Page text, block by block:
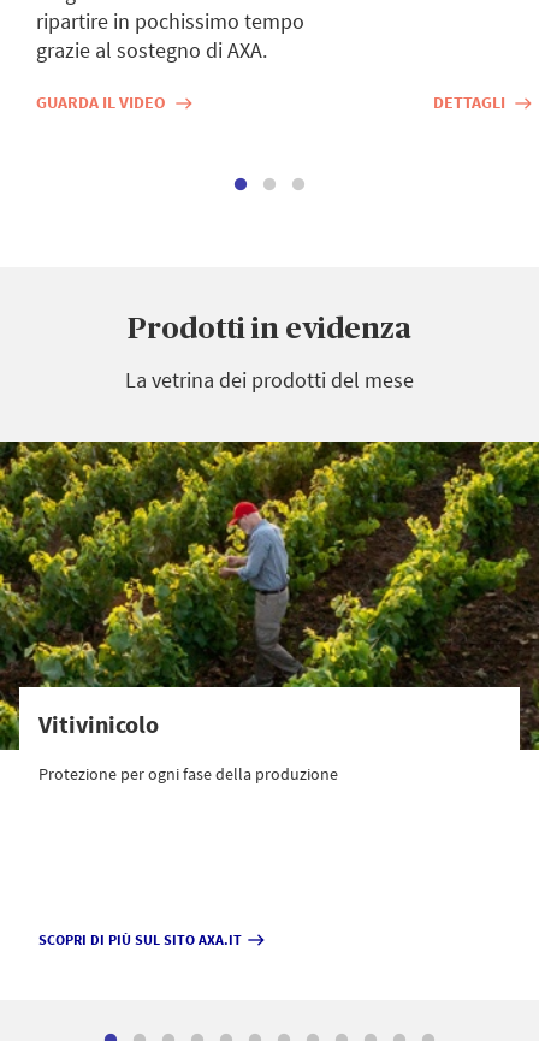
ripartire in pochissimo tempo
grazie al sostegno di AXA.
GUARDA IL VIDEO east DETTAGLI east
Prodotti in evidenza
La vetrina dei prodotti del mese
Vitivinicolo
Protezione per ogni fase della produzione
SCOPRI DI PIÙ SUL SITO AXA.IT east